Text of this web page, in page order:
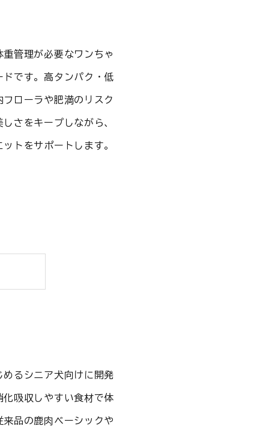
管理が必要なワンちゃ
ドです。高タンパク・低
ローラや肥満のリスク
さをキープしながら、
トをサポートします。
るシニア犬向けに開発
吸収しやすい食材で体
品の鹿肉ベーシックや